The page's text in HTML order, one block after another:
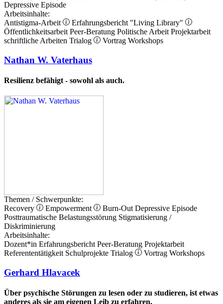
Depressive Episode
Arbeitsinhalte:
Antistigma-Arbeit
Erfahrungsbericht "Living Library"
Öffentlichkeitsarbeit Peer-Beratung Politische Arbeit Projektarbeit
schriftliche Arbeiten Trialog Vortrag Workshops
Nathan W. Vaterhaus
Resilienz befähigt - sowohl als auch.
Themen / Schwerpunkte:
Recovery
Empowerment Burn-Out Depressive Episode
Posttraumatische Belastungsstörung Stigmatisierung /
Diskriminierung
Arbeitsinhalte:
Dozent*in Erfahrungsbericht Peer-Beratung Projektarbeit
Referententätigkeit Schulprojekte Trialog Vortrag Workshops
Gerhard Hlavacek
Über psychische Störungen zu lesen oder zu studieren, ist etwas
anderes als sie am eigenen Leib zu erfahren.